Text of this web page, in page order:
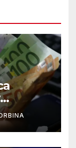
2026